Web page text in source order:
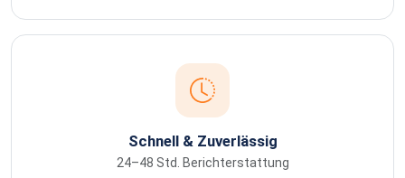
Schnell & Zuverlässig
24–48 Std. Berichterstattung